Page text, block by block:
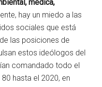
médica,
hay un miedo a las
sociales que está
las posiciones de
estos ideólogos del
comandado todo el
hasta el 2020, en